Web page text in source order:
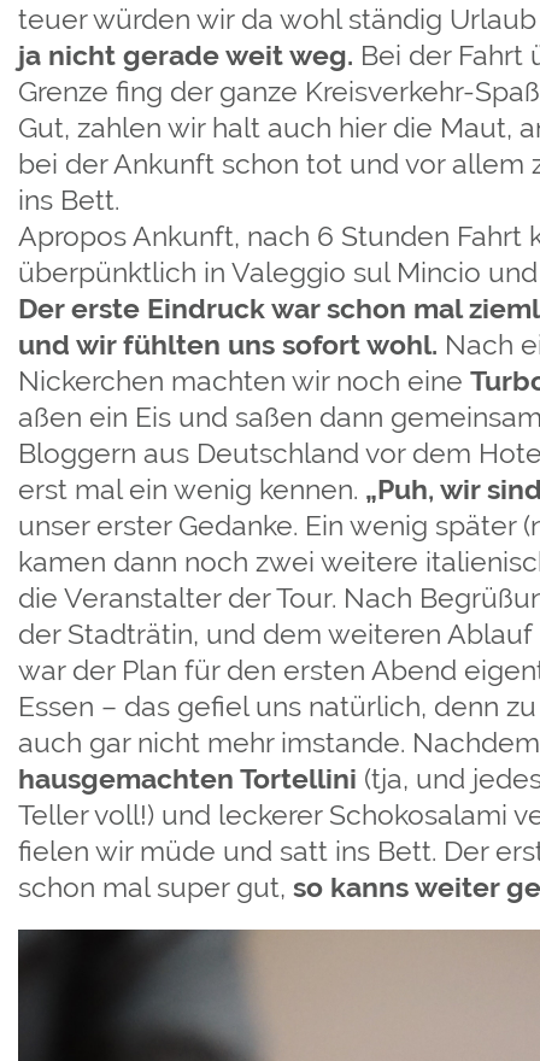
teuer würden wir da wohl ständig
ja nicht gerade weit weg. Bei der Fahrt
Grenze fing der ganze Kreisverkehr-
Gut, zahlen wir halt auch hier die Maut,
bei der Ankunft schon tot und vor allem
ins Bett.
Apropos Ankunft, nach 6 Stunden Fahrt
überpünktlich in Valeggio sul Mincio
Der erste Eindruck war schon mal
und wir fühlten uns sofort wohl. Nach
Nickerchen machten wir noch eine
aßen ein Eis und saßen dann
Bloggern aus Deutschland vor dem
erst mal ein wenig kennen. „Puh, wir
unser erster Gedanke. Ein wenig später
kamen dann noch zwei weitere
die Veranstalter der Tour. Nach
der Stadträtin, und dem weiteren
war der Plan für den ersten Abend
Essen – das gefiel uns natürlich, denn
auch gar nicht mehr imstande.
hausgemachten Tortellini (tja, und
Teller voll!) und leckerer Schokosalami
fielen wir müde und satt ins Bett. Der
schon mal super gut, so kanns weiter